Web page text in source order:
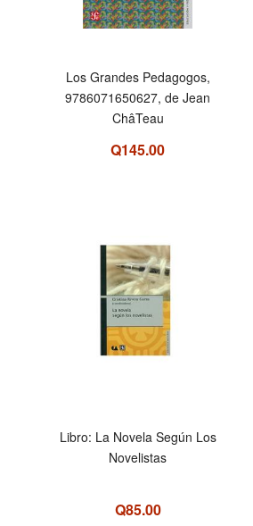
Los Grandes Pedagogos,
9786071650627, de Jean
ChâTeau
Q145.00
Libro: La Novela Según Los
Novelistas
Q85.00